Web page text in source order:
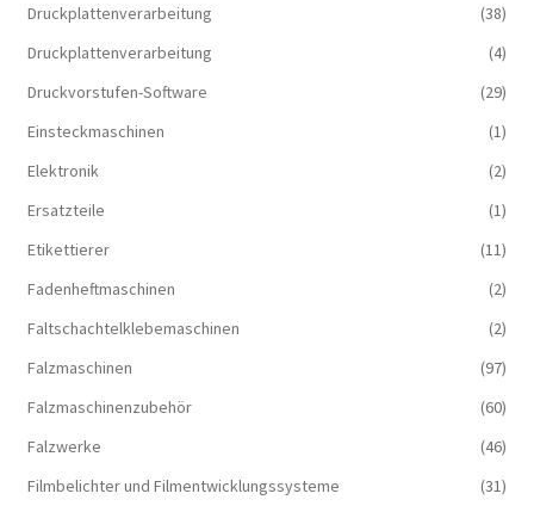
Druckplattenverarbeitung
(38)
Druckplattenverarbeitung
(4)
Druckvorstufen-Software
(29)
Einsteckmaschinen
(1)
Elektronik
(2)
Ersatzteile
(1)
Etikettierer
(11)
Fadenheftmaschinen
(2)
Faltschachtelklebemaschinen
(2)
Falzmaschinen
(97)
Falzmaschinenzubehör
(60)
Falzwerke
(46)
Filmbelichter und Filmentwicklungssysteme
(31)